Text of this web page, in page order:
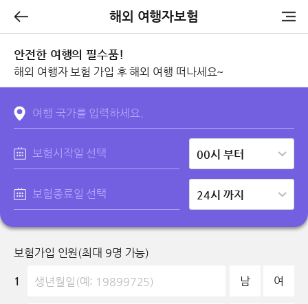
해외 여행자보험
안전한 여행의 필수품!
해외 여행자 보험 가입 후 해외 여행 떠나세요~
여행 국가를 입력하세요.
보험시작일 선택
보험종료일 선택
보험가입 인원(최대 9명 가능)
1 남 여